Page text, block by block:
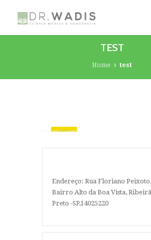
TEST
Home test
Endereço: Rua Floriano
Bairro Alto da Boa Vista,
Preto -SP,14025220